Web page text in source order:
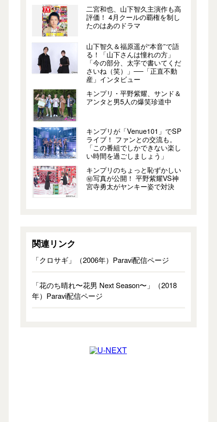
二宮和也、山下智久主演作も高
評価！ 4月クールの覇権を制し
たのはあのドラマ
山下智久＆福原遥が“本音”で語
る！「山下さんは憧れの方」
「今の部分、太字で書いてくだ
さいね（笑）」──「正直不動
産」インタビュー
キンプリ・平野紫耀、サンド＆
アンタと男5人の爆笑珍道中
キンプリが「Venue101」でSP
ライブ！ ファンとの交流も。
「この番組でしかできない楽し
い時間を過ごしましょう」
キンプリのちょっと恥ずかしい
㊙写真が公開！ 平野紫耀VS神
宮寺勇太がヤンキー姿で対決
関連リンク
「クロサギ」（2006年）Paravi配信ページ
「花のち晴れ〜花男 Next Season〜」（2018
年）Paravi配信ページ